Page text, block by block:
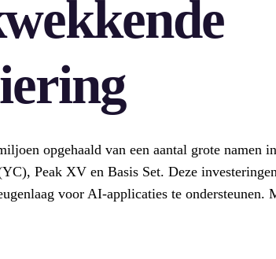
opgehaald van een aantal grote namen
Peak XV en Basis Set. Deze
voor AI-applicaties te ondersteunen.